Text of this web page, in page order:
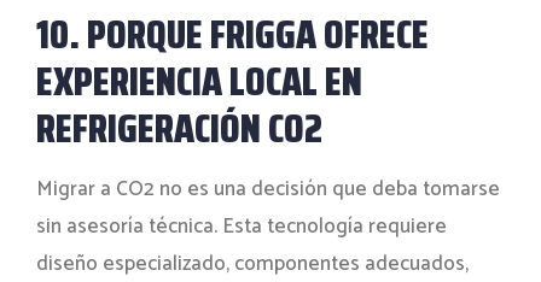
10. PORQUE FRIGGA OFRECE
EXPERIENCIA LOCAL EN
REFRIGERACIÓN CO2
Migrar a CO2 no es una decisión que deba tomarse
sin asesoría técnica. Esta tecnología requiere
diseño especializado, componentes adecuados,